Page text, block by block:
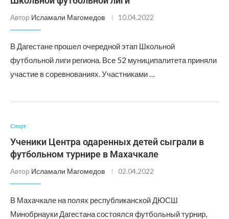
Автор Исламали Магомедов 10.04.2022
В Дагестане прошел очередной этап Школьной
футбольной лиги региона. Все 52 муниципалитета приняли
участие в соревнованиях. Участниками …
Спорт
Ученики Центра одаренных детей сыграли в
футбольном турнире в Махачкале
Автор Исламали Магомедов 02.04.2022
В Махачкале на полях республиканской ДЮСШ
Минобрнауки Дагестана состоялся футбольный турнир,